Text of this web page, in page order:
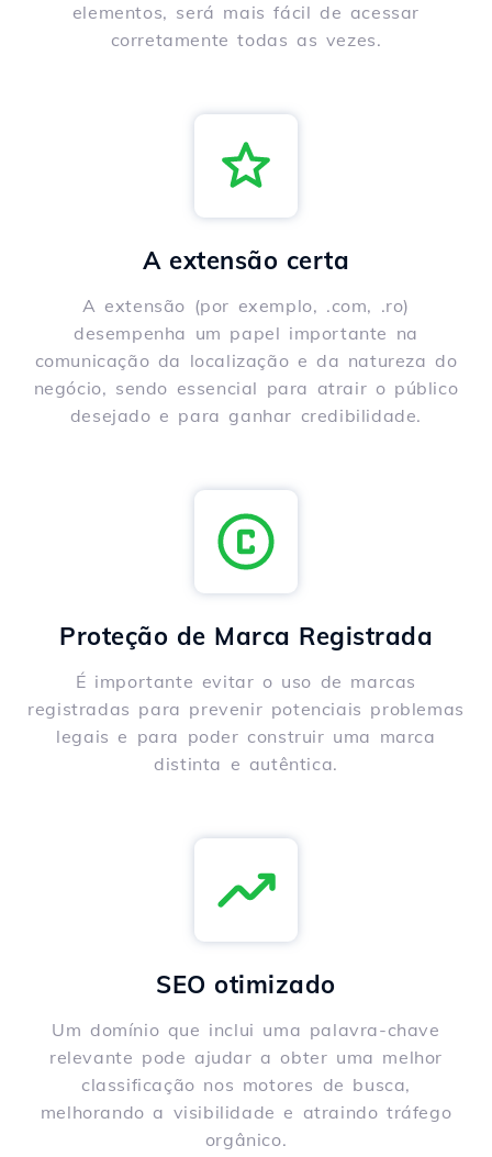
elementos, será mais fácil de acessar
corretamente todas as vezes.
A extensão certa
A extensão (por exemplo, .com, .ro)
desempenha um papel importante na
comunicação da localização e da natureza do
negócio, sendo essencial para atrair o público
desejado e para ganhar credibilidade.
Proteção de Marca Registrada
É importante evitar o uso de marcas
registradas para prevenir potenciais problemas
legais e para poder construir uma marca
distinta e autêntica.
SEO otimizado
Um domínio que inclui uma palavra-chave
relevante pode ajudar a obter uma melhor
classificação nos motores de busca,
melhorando a visibilidade e atraindo tráfego
orgânico.